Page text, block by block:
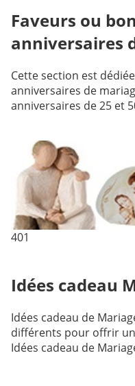
Faveurs ou
anniversaires
Cette section est
anniversaires de
anniversaires de 25 et
401
Idées cadeau
Idées cadeau de
différents pour offrir
Idées cadeau de